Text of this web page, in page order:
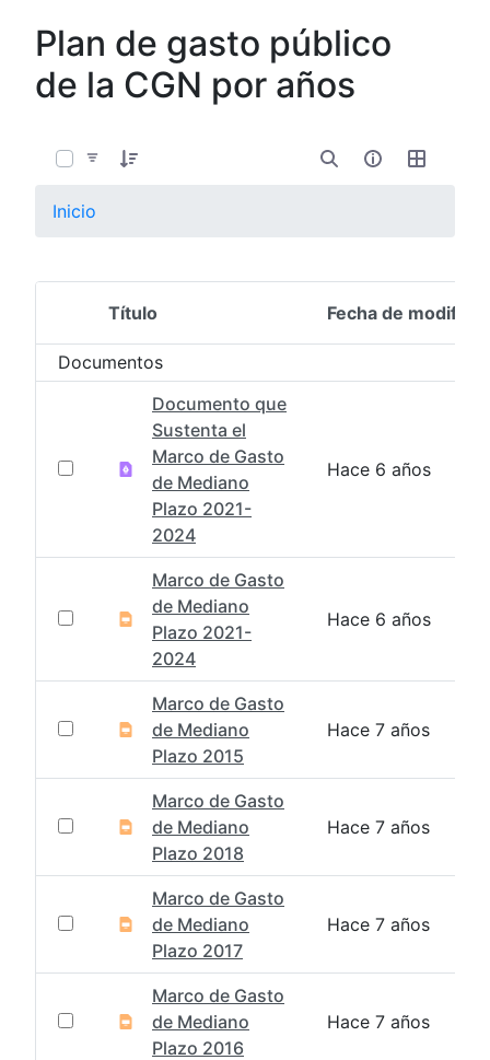
Plan de gasto público
de la CGN por años
Inicio
Selección del elemento
Título Fecha de
Documentos
Documento que
Sustenta el
Marco de Gasto
de Mediano
Plazo 2021-
2024
Hace 6 años
Marco de Gasto
de Mediano
Plazo 2021-
2024
Hace 6 años
Marco de Gasto
de Mediano
Plazo 2015
Hace 7 años
Marco de Gasto
de Mediano
Plazo 2018
Hace 7 años
Marco de Gasto
de Mediano
Plazo 2017
Hace 7 años
Marco de Gasto
de Mediano
Plazo 2016
Hace 7 años